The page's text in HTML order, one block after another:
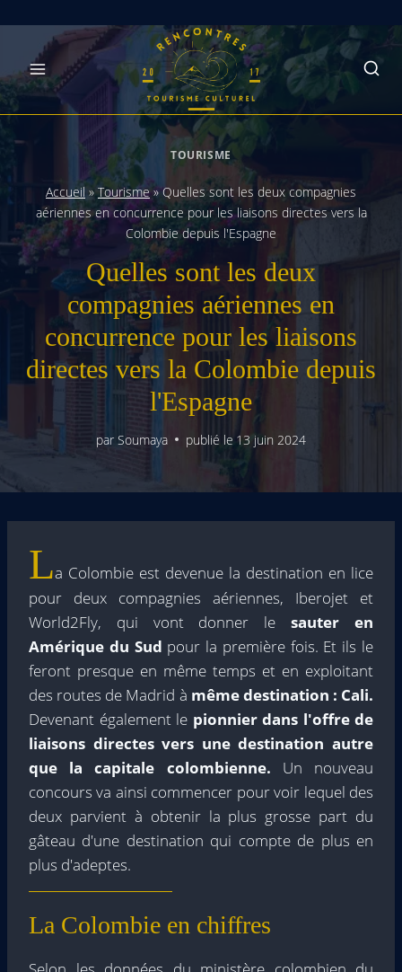
content
TOURISME
Accueil»Tourisme»Quelles sont les deux compagnies
aériennes en concurrence pour les liaisons directes vers la
Colombie depuis l'Espagne
Quelles sont les deux
compagnies aériennes en
concurrence pour les liaisons
directes vers la Colombie depuis
l'Espagne
par Soumaya publié le 13 juin 2024
La Colombie est devenue la destination en lice
pour deux compagnies aériennes, Iberojet et
World2Fly, qui vont donner lesauter en
Amérique du Sud pour la première fois. Et ils le
feront presque en même temps et en exploitant
des routes de Madrid à même destination : Cali.
Devenant également le pionnier dans l'offre de
liaisons directes vers une destination autre
que la capitale colombienne. Un nouveau
concours va ainsi commencer pour voir lequel des
deux parvient à obtenir la plus grosse part du
gâteau d'une destination qui compte de plus en
plus d'adeptes.
La Colombie en chiffres